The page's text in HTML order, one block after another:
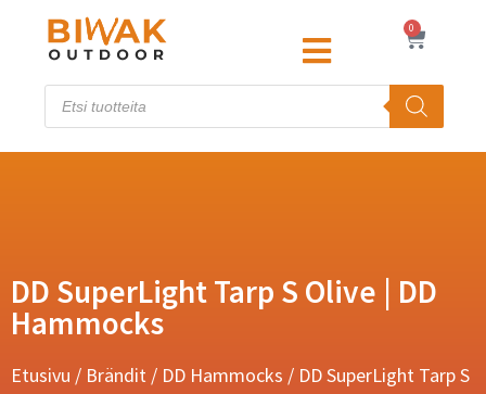
0
DD SuperLight Tarp S Olive | DD
Hammocks
Etusivu / Brändit / DD Hammocks / DD SuperLight Tarp S